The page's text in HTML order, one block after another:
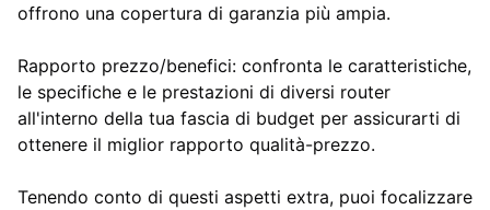
offrono una copertura di garanzia più ampia.
Rapporto prezzo/benefici: confronta le caratteristiche,
le specifiche e le prestazioni di diversi router
all'interno della tua fascia di budget per assicurarti di
ottenere il miglior rapporto qualità-prezzo.
Tenendo conto di questi aspetti extra, puoi focalizzare